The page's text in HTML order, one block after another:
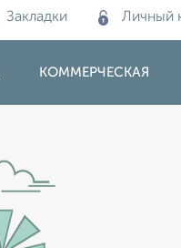
Закладки Личный
КОММЕРЧЕСКАЯ